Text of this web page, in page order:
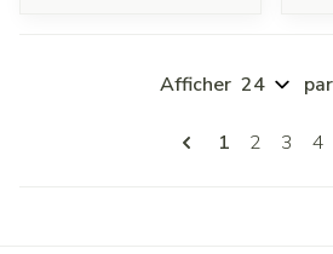
Pages
Vous lisez
1 Page
2 Page
3 4
Afficher